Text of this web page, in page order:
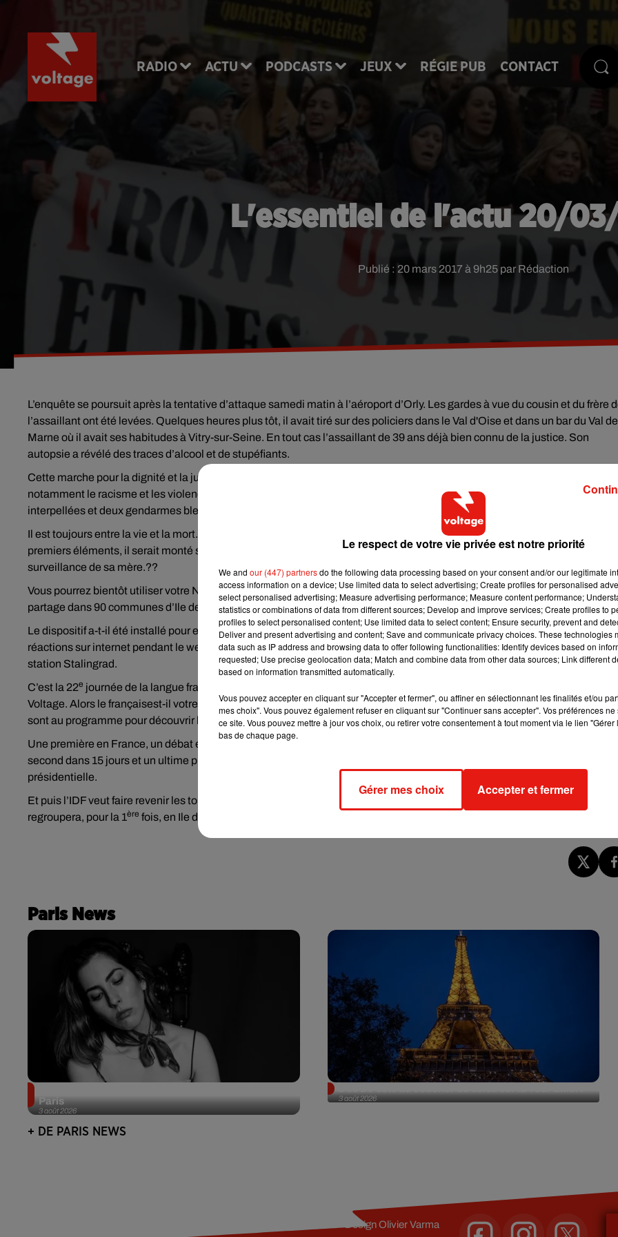
RADIO ACTU PODCASTS JEUX RÉGIE PUB CONTACT
L'essentiel de l'actu 20/
Publié : 20 mars 2017 à 9h25 par Rédaction
L’enquête se poursuit après la tentative d’attaque samedi matin à l’aéroport d’Orly. Les gardes à vue du cousin et du frère
l’assaillant ont été levées. Quelques heures plus tôt, il avait tiré sur des policiers dans le Val d'Oise et dans un bar du Val de
Marne où il avait ses habitudes à Vitry-sur-Seine. En tout cas l’assaillant de 39 ans déjà bien connu de la justice. Son
autopsie a révélé des traces d’alcool et de stupéfiants.
Cette marche pour la dignité et la justice à Paris hier. Plusieurs milliers de personnes se sont rassemblées pour dénoncer
notamment le racisme et les violences policières. Après quelques heurts avec les forces de l’ordre, 11 personnes ont été
interpellées et deux gendarmes blessés par des jets de projectiles.
Il est toujours entre la vie et la mort. Un enfant de 2 ans est tombé ce w-e du 15
étage d’un immeuble de Nanterre. Selon les
premiers éléments, il serait monté sur une chaise avant de basculer par dessus une fenêtre ouverte après avoir échappé à
surveillance de sa mère.??
Vous pourrez bientôt utiliser votre Navigo pour payer une Autolib’ ! Dès la mi-avril, le pass donnera accès au service
partage dans 90 communes d’Ile de France.
Le dispositif a-t-il été installé pour empêcher les SDF de dormir dans le métro? « Non », dit la RATP malgré les
réactions sur internet pendant le week-end. Des nouveaux bancs légèrement inclinés sont testés depuis vendredi dernier,
station Stalingrad.
C’est la 22e journée de la langue française et de la francophonie dans les médias. À cette occasion, on se mobilise sur
Voltage. Alors le françaisest-il votre ami ou votre ennemi ? Plus de 1.500 rendez-vous partout en France et dans le monde
sont au programme pour découvrir les subtilités du Français.
Une première en France, un débat entre les 5 cinq principaux candidats à la présidentielle aura lieu ce soir sur TF1. Un
second dans 15 jours et un ultime prévu cette fois avec les 11 candidats déclarés, trois jours avant le 1
présidentielle.
Et puis l’IDF veut faire revenir les touristes. Un nouveau dispositif baptisé «Saison culturelle» sera présenté ce soir. Il
regroupera, pour la 1ère fois, en Ile de France l’ensemble des événements culturels privés comme publics dans un agenda.
Paris News
3 août 2026
Paris
3 août 2026
+ DE PARIS NEWS
DesignOlivier Varma
Le respect de votre vie privée est notre priorité
We and our (447) partnersdo the following data processing based on your consent and/or our legitimate
access information on a device; Use limited data to select advertising; Create profiles for personalised
select personalised advertising; Measure advertising performance; Measure content performance;
statistics or combinations of data from different sources; Develop and improve services; Create profiles to
profiles to select personalised content; Use limited data to select content; Ensure security, prevent and
Deliver and present advertising and content; Save and communicate privacy choices. These technologies
data such as IP address and browsing data to offer following functionalities: Identify devices based on
requested; Use precise geolocation data; Match and combine data from other data sources; Link different
based on information transmitted automatically.
Vous pouvez accepter en cliquant sur "Accepter et fermer", ou affiner en sélectionnant les finalités et/ou
mes choix". Vous pouvez également refuser en cliquant sur "Continuer sans accepter". Vos préférences
ce site. Vous pouvez mettre à jour vos choix, ou retirer votre consentement à tout moment via le lien
bas de chaque page.
Gérer mes choix Accepter et fermer